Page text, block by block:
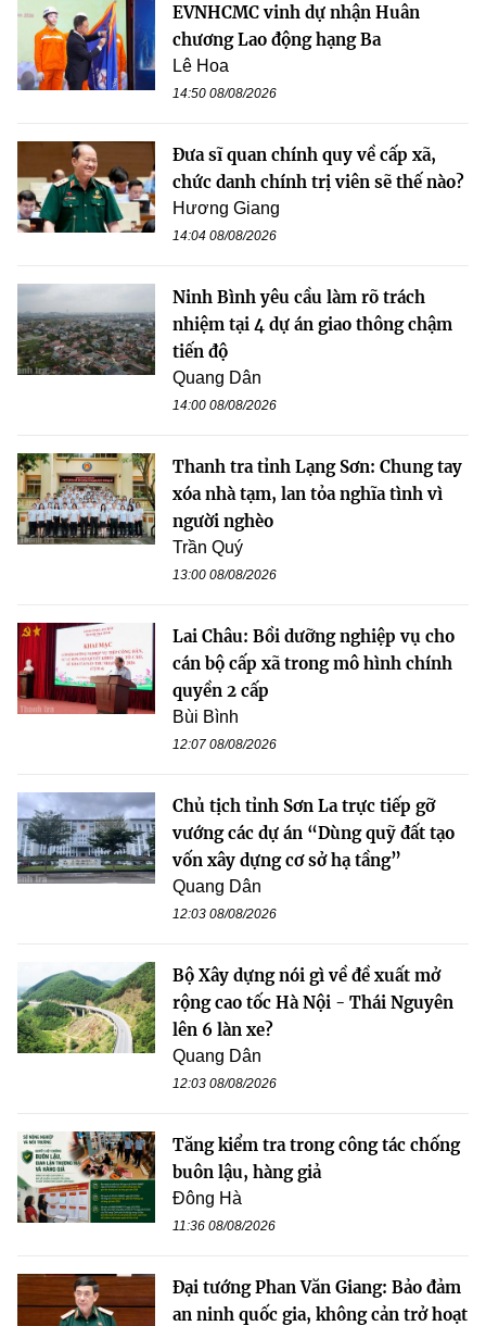
EVNHCMC vinh dự nhận Huân
chương Lao động hạng Ba
Lê Hoa
14:50 08/08/2026
Đưa sĩ quan chính quy về cấp xã,
chức danh chính trị viên sẽ thế nào?
Hương Giang
14:04 08/08/2026
Ninh Bình yêu cầu làm rõ trách
nhiệm tại 4 dự án giao thông chậm
tiến độ
Quang Dân
14:00 08/08/2026
Thanh tra tỉnh Lạng Sơn: Chung tay
xóa nhà tạm, lan tỏa nghĩa tình vì
người nghèo
Trần Quý
13:00 08/08/2026
Lai Châu: Bồi dưỡng nghiệp vụ cho
cán bộ cấp xã trong mô hình chính
quyền 2 cấp
Bùi Bình
12:07 08/08/2026
Chủ tịch tỉnh Sơn La trực tiếp gỡ
vướng các dự án “Dùng quỹ đất tạo
vốn xây dựng cơ sở hạ tầng”
Quang Dân
12:03 08/08/2026
Bộ Xây dựng nói gì về đề xuất mở
rộng cao tốc Hà Nội - Thái Nguyên
lên 6 làn xe?
Quang Dân
12:03 08/08/2026
Tăng kiểm tra trong công tác chống
buôn lậu, hàng giả
Đông Hà
11:36 08/08/2026
Đại tướng Phan Văn Giang: Bảo đảm
an ninh quốc gia, không cản trở hoạt